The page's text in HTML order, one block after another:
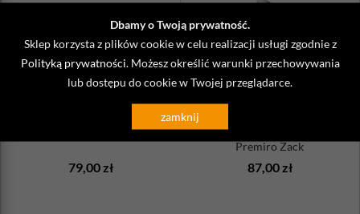
Dbamy o Twoją prywatność.
Sklep korzysta z plików cookie w celu realizacji usługi zgodnie z
Polityką prywatności. Możesz określić warunki przechowywania
lub dostępu do cookie w Twojej przeglądarce.
zamknij
Szczotka do kieliszków
79,00 zł
Nalewak dekantacyjny do win
Premiro Zack
87,00 zł